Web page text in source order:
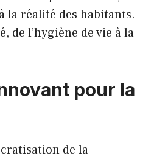
la réalité des habitants.
de l’hygiène de vie à la
pour la
de la